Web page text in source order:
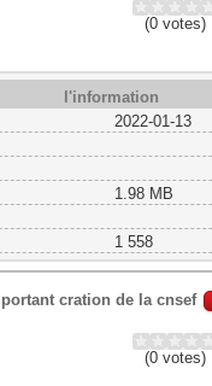
(0 votes)
l'information
2022-01-13
1.98 MB
1 558
cration de la cnsef
(0 votes)